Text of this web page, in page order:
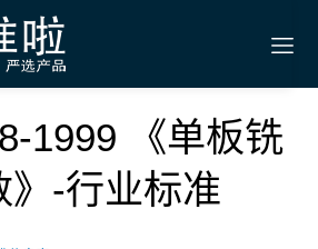
1999 《单板铣
》-行业标准